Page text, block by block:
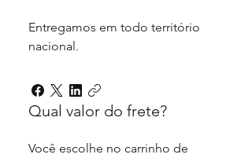
Entregamos em todo território
nacional.
Qual valor do frete?
Você escolhe no carrinho de